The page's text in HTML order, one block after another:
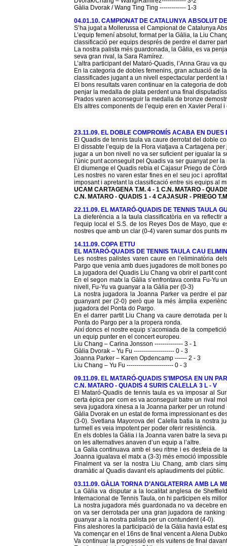
Gàlia Dvorak / Wang Ting Ting ------------- 1-3
04.01.10. CAMPIONAT DE CATALUNYA ABSOLUT
S’ha jugat a Mollerussa el Campionat de Catalunya
L’equip femení absolut, format per la Gàlia, la Liu
classificació per equips després de perdre el darrer
La nostra palista més guardonada, la Gàlia, es va
seva gran rival, la Sara Ramírez.
L’altra participant del Mataró-Quadis, l’Anna Grau va
En la categoria de dobles femenins, gran actuació de
classificades jugant a un nivell espectacular perdent
El bons resultats varen continuar en la categoria de
penjar la medalla de plata perdent una final
Prados varen aconseguir la medalla de bronze
Els altres components de l’equip eren en Xavier
23.11.09. EL DOBLE COMPROMÍS ACABA EN DUES
El Quadis de tennis taula va caure derrotat del doble
El dissabte l’equip de la Flora viatjava a Cartagena
jugar a un bon nivell no va ser suficient per igualar la
l’únic punt aconseguit pel Quadis va ser guanyat per
El diumenge el Quadis rebia el Cajasur Priego de
Les nostres no varen estar fines en el seu joc i
imposant i apretant la classificació entre sis equips al
UCAM CARTAGENA T.M. 4 - 1 C.N. MATARO -
C.N. MATARO - QUADIS 1 - 4 CAJASUR - PRIEGO
22.11.09. EL MATARÓ-QUADIS DE TENNIS TAULA
La dieferència a la taula classificatòria en va
l'equip local el S.S. de los Reyes Dos de Mayo, que
nostres que amb un clar (0-4) varen sumar dos punts
14.11.09. COPA ETTU
EL MATARÓ-QUADIS DE TENNIS TAULA CAU
Les nostres palistes varen caure en l’eliminatòria
Pargo que venia amb dues jugadores de molt bones
La jugadora del Quadis Liu Chang va obrir el partit
En el segon matx la Gàlia s’enfrontava contra Fu-Yu
nivell, Fu-Yu va guanyar a la Gàlia per (0-3)
La nostra jugadora la Joanna Parker va perdre el
guanyant per (2-0) però que la més àmplia
jugadora del Ponta do Pargo.
En el darrer partit Liu Chang va caure derrotada per
Ponta do Pargo per a la propera ronda.
Així doncs el nostre equip s’acomiada de la
un equip punter en el concert europeu.
Liu Chang – Carina Jonsson -------------- 3 - 1
Gàlia Dvorak – Yu Fu -------------------- 0 - 3
Joanna Parker – Karen Opdencamp ------ 2 - 3
Liu Chang – Yu Fu ----------------------- 0 - 3
09.11.09. EL MATARÓ-QUADIS S’IMPOSA EN UN
C.N. MATARO - QUADIS 4 SURIS CALELLA 3 L - V
El Mataró-Quadis de tennis taula es va imposar al
certa èpica per com es va aconseguir batre un rival
seva jugadora xinesa a la Joanna parker per un rotund
Gàlia Dvorak en un estat de forma impressionant es
(3-0). Svetlana Mayorova del Calella batia la nostra
turmell es veia impotent per poder oferir resistència.
En els dobles la Gàlia i la Joanna varen batre la seva
on les alternatives anaven d’un equip a l’altre.
La Galia continuava amb el seu ritme i es desfeia de
Joanna igualava el matx a (3-3) més emoció
Finalment va ser la nostra Liu Chang, amb clars
dramàtic al Quadis davant els aplaudiments del públic.
03.11.09. GÀLIA TORNA D’ANGLATERRA AMB LA
La Gàlia va disputar a la localitat anglesa de
Internacional de Tennis Taula, on hi participen els
La nostra jugadora més guardonada no va decebre
on va ser derrotada per una gran jugadora de
guanyar a la nostra palista per un contundent (4-0).
Fins aleshores la participació de la Gàlia havia estat
Va començar en el 16ns de final vencent a Alena
Va continuar la progressió en els vuitens de final